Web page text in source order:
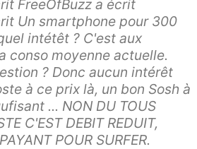
FreeOfBuzz a écrit
Un smartphone pour 300
intétêt ? C'est aux
conso moyenne actuelle.
? Donc aucun intérêt
à ce prix là, un bon Sosh à
... NON DU TOUS
C'EST DEBIT REDUIT,
POUR SURFER.